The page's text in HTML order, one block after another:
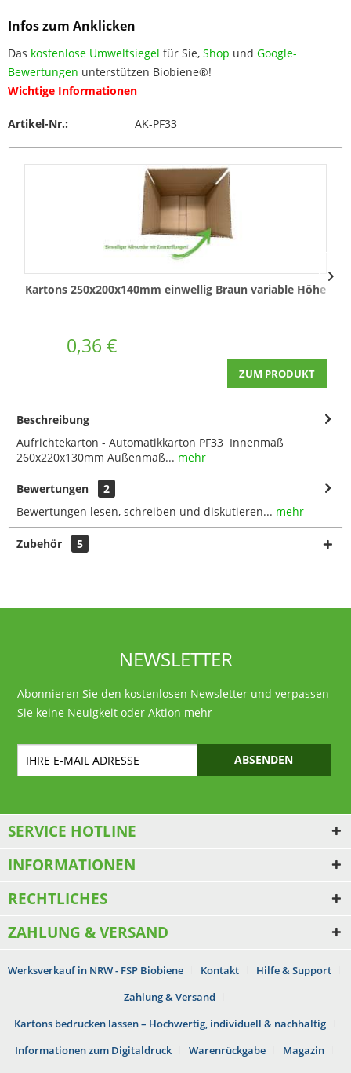
Infos zum Anklicken
Das kostenlose Umweltsiegel für Sie, Shop und Google-
Bewertungen unterstützen Biobiene®!
Wichtige Informationen
Artikel-Nr.: AK-PF33
Kartons 250x200x140mm einwellig Braun variable Höhe
0,36 €
ZUM PRODUKT
Beschreibung
Aufrichtekarton - Automatikkarton PF33 Innenmaß
260x220x130mm Außenmaß... mehr
Bewertungen
2
Bewertungen lesen, schreiben und diskutieren... mehr
Zubehör 5
NEWSLETTER
Abonnieren Sie den kostenlosen Newsletter und verpassen
Sie keine Neuigkeit oder Aktion mehr
ABSENDEN
SERVICE HOTLINE
INFORMATIONEN
RECHTLICHES
ZAHLUNG & VERSAND
Werksverkauf in NRW - FSP Biobiene Kontakt
Hilfe & Support
Zahlung & Versand
Kartons bedrucken lassen – Hochwertig, individuell & nachhaltig
Informationen zum Digitaldruck
Warenrückgabe
Magazin